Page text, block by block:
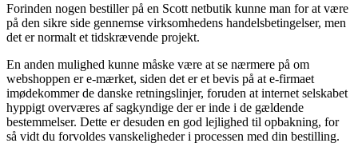
Forinden nogen bestiller på en Scott netbutik kunne man for at være
på den sikre side gennemse virksomhedens handelsbetingelser, men
det er normalt et tidskrævende projekt.
En anden mulighed kunne måske være at se nærmere på om
webshoppen er e-mærket, siden det er et bevis på at e-firmaet
imødekommer de danske retningslinjer, foruden at internet selskabet
hyppigt overværes af sagkyndige der er inde i de gældende
bestemmelser. Dette er desuden en god lejlighed til opbakning, for
så vidt du forvoldes vanskeligheder i processen med din bestilling.